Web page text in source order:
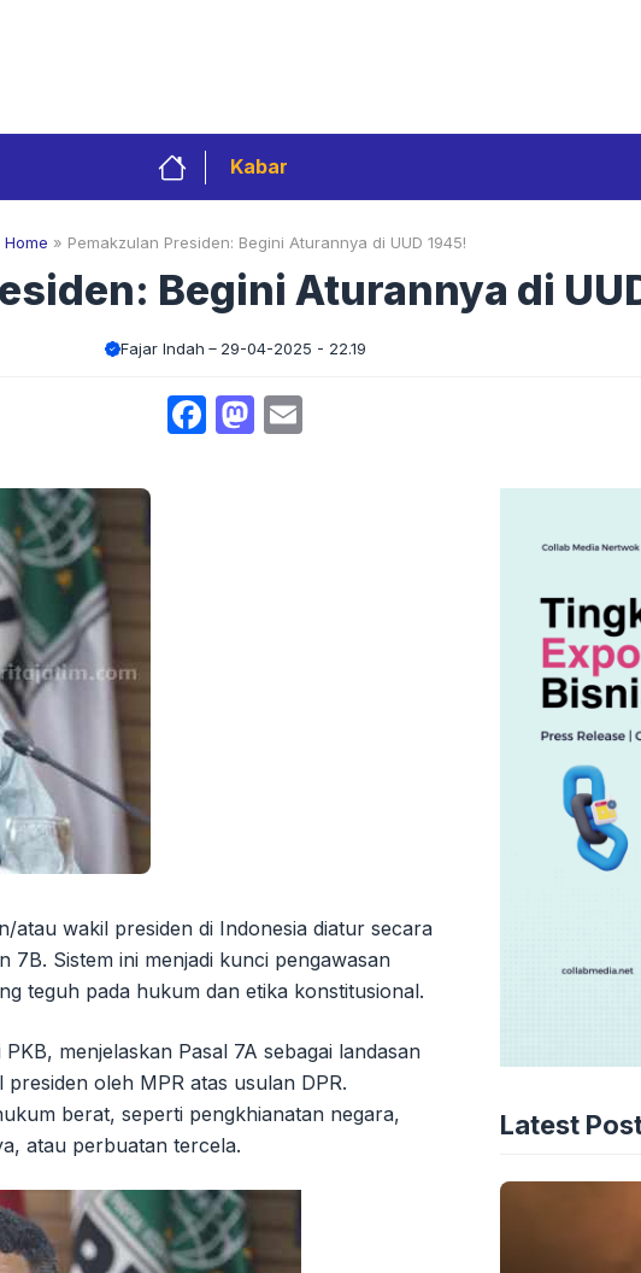
Kabar
Home » Pemakzulan Presiden: Begini Aturannya di UUD 1945!
Begini Aturannya di
Fajar Indah 29-04-2025 - 22.19
Facebook
Mastodon
atau wakil presiden di Indonesia diatur secara
7B. Sistem ini menjadi kunci pengawasan
teguh pada hukum dan etika konstitusional.
menjelaskan Pasal 7A sebagai landasan
oleh MPR atas usulan DPR.
berat, seperti pengkhianatan negara,
atau perbuatan tercela.
Latest